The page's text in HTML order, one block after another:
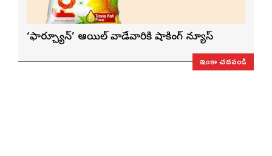
‘ఫార్చ్యూన్’ ఆయిల్ వాడేవారికి షాకింగ్ న్యూస్
ఇంకా చదవండి